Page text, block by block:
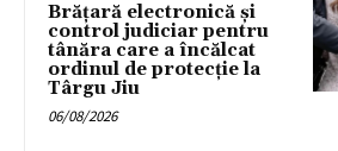
Brățară electronică și
control judiciar pentru
tânăra care a încălcat
ordinul de protecție la
Târgu Jiu
06/08/2026